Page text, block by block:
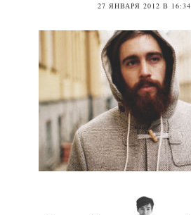
27 ЯНВАРЯ 2012 В 16:34